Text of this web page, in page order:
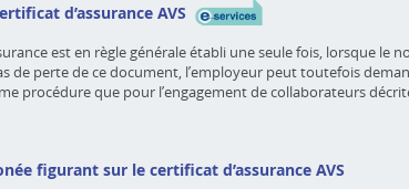
d’assurance AVS
est en règle générale établi une seule fois, lorsque le
de perte de ce document, l’employeur peut toutefois
procédure que pour l’engagement de collaborateurs
figurant sur le certificat d’assurance AVS